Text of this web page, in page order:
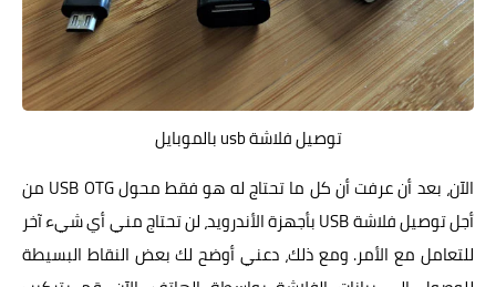
توصيل فلاشة usb بالموبايل
الآن، بعد أن عرفت أن كل ما تحتاج له هو فقط محول USB OTG من
أجل توصيل فلاشة USB بأجهزة الأندرويد، لن تحتاج مني أي شيء آخر
للتعامل مع الأمر. ومع ذلك، دعني أوضح لك بعض النقاط البسيطة